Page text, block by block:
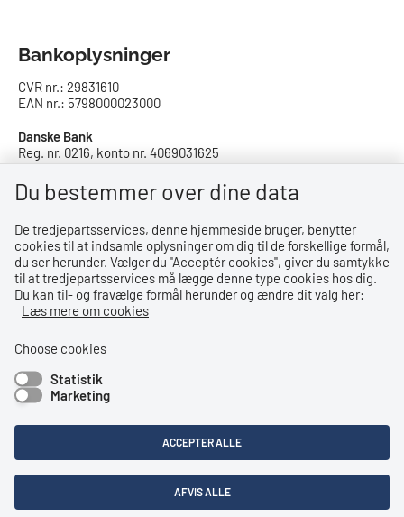
Bankoplysninger
CVR nr.: 29831610
EAN nr.: 5798000023000
Danske Bank
Reg. nr. 0216, konto nr. 4069031625
IBAN: DK8402164069031625
SWIFT: DABADKKK
Privatlivspolitik
Privatlivspolitik
Tilgængelighedserklæring
Bemærk!
Dette indhold kræver cookies for at blive vist korrekt.
LÆS MERE OM COOKIES
Du bestemmer over dine data
De tredjepartsservices, denne hjemmeside bruger, benytter
cookies til at indsamle oplysninger om dig til de forskellige formål,
du ser herunder. Vælger du ''Acceptér cookies'', giver du samtykke
til at tredjepartsservices må lægge denne type cookies hos dig.
Du kan til- og fravælge formål herunder og ændre dit valg her:
Læs mere om cookies
Choose cookies
Statistik
Marketing
ACCEPTER ALLE
AFVIS ALLE